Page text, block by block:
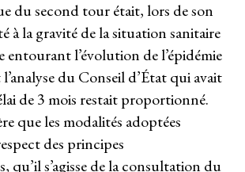
du second tour était, lors de son
à la gravité de la situation sanitaire
entourant l’évolution de l’épidémie
du Conseil d’État qui avait
de 3 mois restait proportionné.
que les modalités adoptées
des principes
qu’il s’agisse de la consultation du